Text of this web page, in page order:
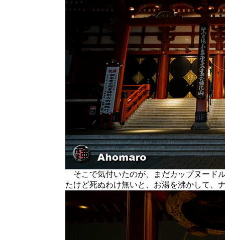
そこで気付いたのが、まだカップヌード
たけど死ぬわけ無いと、お湯を沸かして、